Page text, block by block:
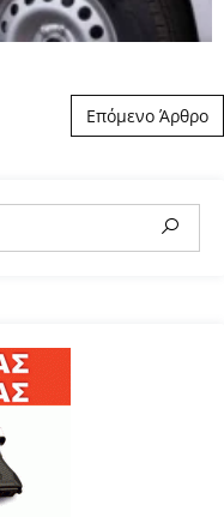
Επόμενο Άρθρο